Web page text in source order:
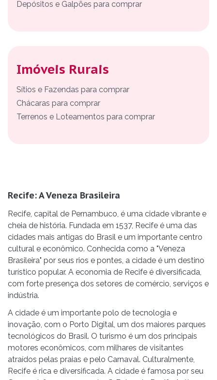
Depósitos e Galpões para comprar
Imóveis Rurais
Sítios e Fazendas para comprar
Chácaras para comprar
Terrenos e Loteamentos para comprar
Recife: A Veneza Brasileira
Recife, capital de Pernambuco, é uma cidade vibrante e
cheia de história. Fundada em 1537, Recife é uma das
cidades mais antigas do Brasil e um importante centro
cultural e econômico. Conhecida como a "Veneza
Brasileira" por seus rios e pontes, a cidade é um destino
turístico popular. A economia de Recife é diversificada,
com forte presença dos setores de comércio, serviços e
indústria.
A cidade é um importante polo de tecnologia e
inovação, com o Porto Digital, um dos maiores parques
tecnológicos do Brasil. O turismo é um dos principais
motores econômicos, com milhares de visitantes
atraídos pelas praias e pelo Carnaval. Culturalmente,
Recife é rica e diversificada. A cidade é famosa por seu